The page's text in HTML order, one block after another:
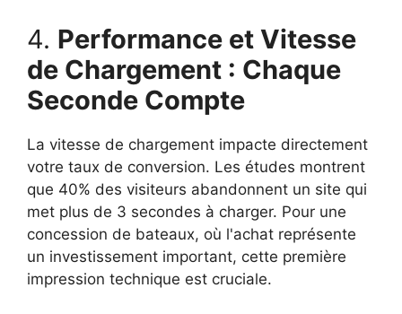
4. Performance et Vitesse
de Chargement : Chaque
Seconde Compte
La vitesse de chargement impacte directement
votre taux de conversion. Les études montrent
que 40% des visiteurs abandonnent un site qui
met plus de 3 secondes à charger. Pour une
concession de bateaux, où l'achat représente
un investissement important, cette première
impression technique est cruciale.